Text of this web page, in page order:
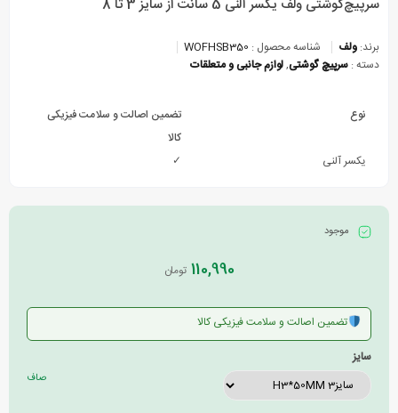
سرپیچ‌گوشتی ولف یکسر آلنی 5 سانت از سایز 3 تا 8
برند: ولف شناسه محصول : WOFHSB350
دسته : سرپیچ گوشتی,لوازم جانبی و متعلقات
نوع
یکسر آلنی
تضمین اصالت و سلامت فیزیکی
کالا
✓
موجود
110,990 تومان
تضمین اصالت و سلامت فیزیکی کالا
سایز
صاف